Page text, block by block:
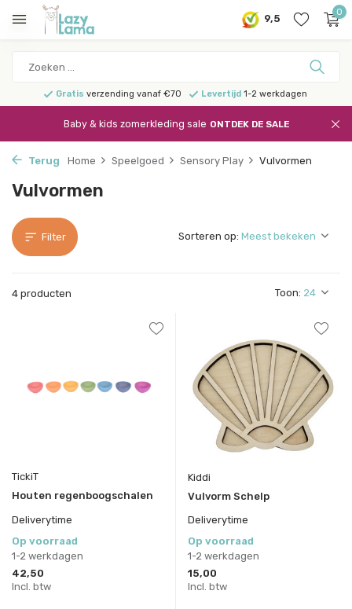
9,5
0
Gratis verzending vanaf €70 Levertijd1-2 werkdagen
Baby & kids zomerkleding sale ONTDEK DE SALE
Terug Home Speelgoed Sensory Play Vulvormen
Vulvormen
Filter
4 producten Toon:
Sorteren op:
TickiT
Houten regenboogschalen
Deliverytime
Op voorraad
1-2 werkdagen
42,50
Incl. btw
Kiddi
Vulvorm Schelp
Deliverytime
Op voorraad
1-2 werkdagen
15,00
Incl. btw